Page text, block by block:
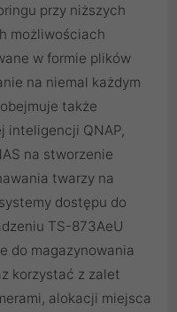
przy niższych
możliwościach
w formie plików
na niemal każdym
także
inteligencji QNAP,
na stworzenie
twarzy na
dostępu do
TS-873AeU
do magazynowania
korzystać z zalet
alokacji miejsca